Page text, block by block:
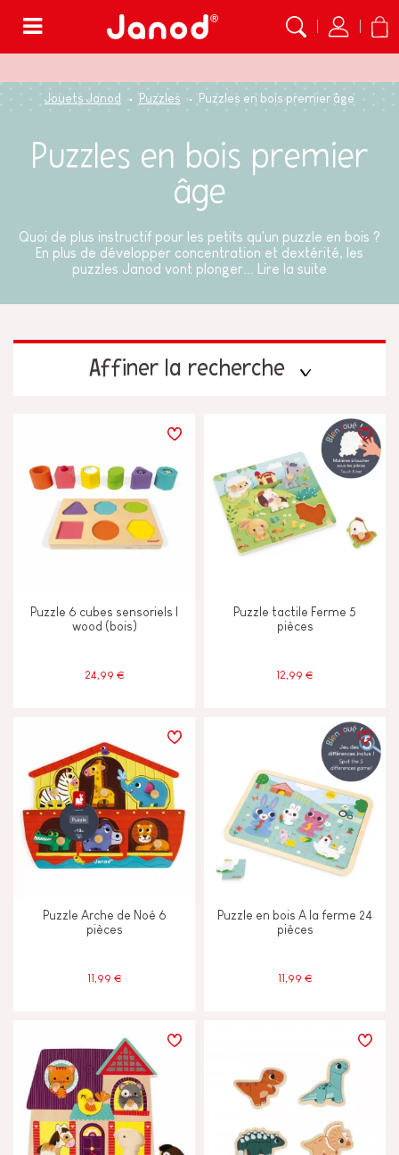
Jouets Janod Puzzles Puzzles en bois premier âge
Puzzles en bois premier
âge
Quoi de plus instructif pour les petits qu'un puzzle en bois ?
En plus de développer concentration et dextérité, les
puzzles Janod vont plonger...
Lire la suite
Affiner la recherche
TYPES D'APPRENTISSAGE
Découvrir & expérimenter
Imaginer inventer & créer
Lire écrire & compter
Toucher voir & entendre
CARACTÉRISTIQUES
Musical / Sonore
Peinture à l'eau
Tactile
ÂGES
2-3 2 - 3 ans
Puzzle 6 cubes sensoriels I
wood (bois)
24,99 €
Puzzle tactile Ferme 5
pièces
12,99 €
Puzzle Arche de Noé 6
pièces
11,99 €
Puzzle en bois A la ferme 24
pièces
11,99 €